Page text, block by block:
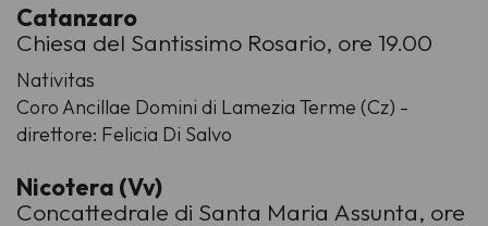
Catanzaro
Chiesa del Santissimo Rosario, ore 19.00
Nativitas
Coro Ancillae Domini di Lamezia Terme (Cz) -
direttore: Felicia Di Salvo
Nicotera (Vv)
Concattedrale di Santa Maria Assunta, ore